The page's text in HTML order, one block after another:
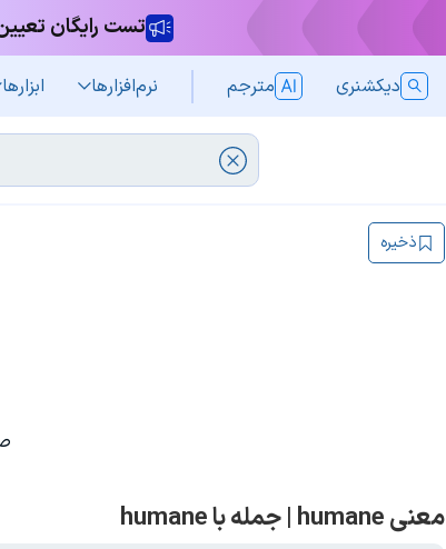
تست رایگان
دیکشنری مترجم نرم‌افزار‌ها ابزارها
ذخیره
معنی humane | جمله با humane